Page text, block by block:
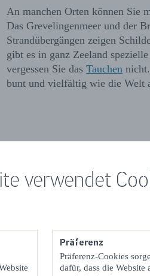
verwendet
Präferenz
Präferenz-Cookies
dafür, dass die Website
An manchen Orten können Sie
Das Grevelingenmeer und der
Strandübergängen zeigen
gibt es in ganz Zeeland
vergessen Sie das Tauchen
bunt und vielfältig wie die Welt
Tun